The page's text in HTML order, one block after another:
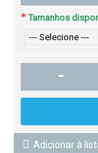
Tamanhos
-
Adicionar à